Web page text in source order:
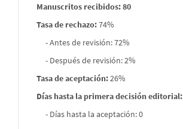
Manuscritos recibidos: 80
Tasa de rechazo:74%
- Antes de revisión: 72%
- Después de revisión: 2%
Tasa de aceptación:26%
Días hasta la primera decisión editorial:
- Días hasta la aceptación: 0